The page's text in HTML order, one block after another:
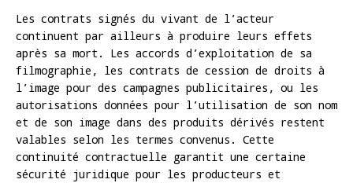
Les contrats signés du vivant de l’acteur
continuent par ailleurs à produire leurs effets
après sa mort. Les accords d’exploitation de sa
filmographie, les contrats de cession de droits à
l’image pour des campagnes publicitaires, ou les
autorisations données pour l’utilisation de son nom
et de son image dans des produits dérivés restent
valables selon les termes convenus. Cette
continuité contractuelle garantit une certaine
sécurité juridique pour les producteurs et